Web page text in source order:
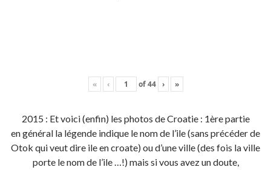
« ‹ of44 › »
2015 : Et voici (enfin) les photos de Croatie : 1ère partie
en général la légende indique le nom de l’ile (sans précéder de
Otok qui veut dire ile en croate) ou d’une ville (des fois la ville
porte le nom de l’ile …!) mais si vous avez un doute,